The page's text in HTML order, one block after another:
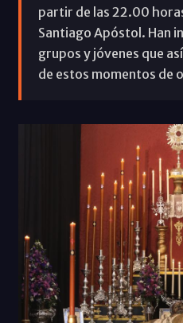
partir de las 22.00
Santiago Apóstol. Han
grupos y jóvenes que
de estos momentos de